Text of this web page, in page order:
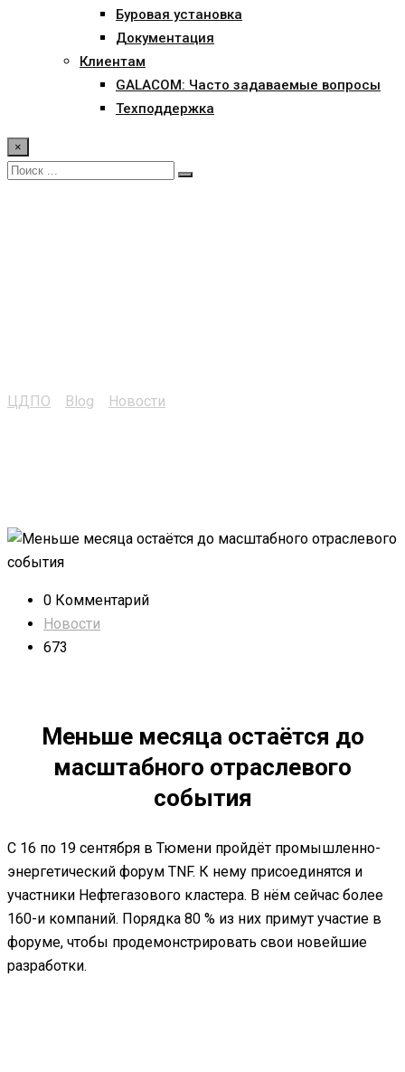
Буровая установка
Документация
Клиентам
GALACOM: Часто задаваемые вопросы
Техподдержка
×
ЦДПО Blog Новости
0 Комментарий
Новости
673
Меньше месяца остаётся до
масштабного отраслевого
события
С 16 по 19 сентября в Тюмени пройдёт промышленно-
энергетический форум TNF. К нему присоединятся и
участники Нефтегазового кластера. В нём сейчас более
160-и компаний. Порядка 80 % из них примут участие в
форуме, чтобы продемонстрировать свои новейшие
разработки.